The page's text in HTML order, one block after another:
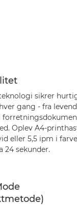
sikrer
gang - fra
Oplev A4-
eller 5,5 ipm i
24 sekunder.